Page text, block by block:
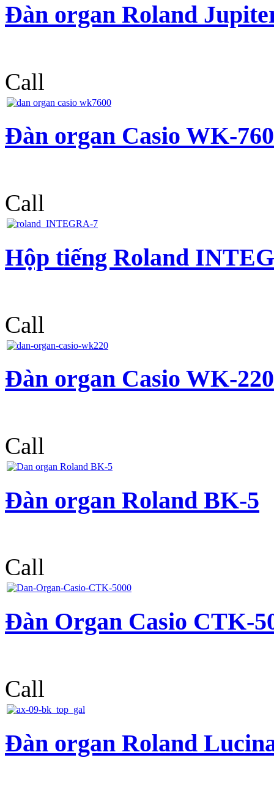
Đàn organ Roland
Call
Đàn organ Casio WK-
Call
Hộp tiếng Roland
Call
Đàn organ Casio WK-220
Call
Đàn organ Roland BK-5
Call
Đàn Organ Casio CTK-
Call
Đàn organ Roland